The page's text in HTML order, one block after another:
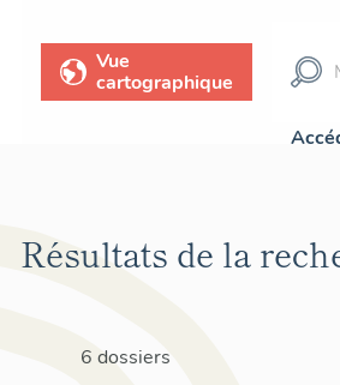
Vue
cartographique
Résultats de la
6 dossiers